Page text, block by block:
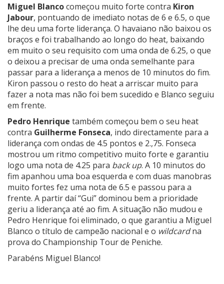
Miguel Blancocomeçou muito forte contra Kiron
Jabour, pontuando de imediato notas de 6 e 6.5, o que
lhe deu uma forte liderança. O havaiano não baixou os
braços e foi trabalhando ao longo do heat, baixando
em muito o seu requisito com uma onda de 6.25, o que
o deixou a precisar de uma onda semelhante para
passar para a liderança a menos de 10 minutos do fim.
Kiron passou o resto do heat a arriscar muito para
fazer a nota mas não foi bem sucedido e Blanco seguiu
em frente.
Pedro Henrique também começou bem o seu heat
contra Guilherme Fonseca, indo directamente para a
liderança com ondas de 4.5 pontos e 2.,75. Fonseca
mostrou um ritmo competitivo muito forte e garantiu
logo uma nota de 4.25 para back up. A 10 minutos do
fim apanhou uma boa esquerda e com duas manobras
muito fortes fez uma nota de 6.5 e passou para a
frente. A partir daí “Gui” dominou bem a prioridade
geriu a liderança até ao fim. A situação não mudou e
Pedro Henrique foi eliminado, o que garantiu a Miguel
Blanco o título de campeão nacional e o wildcardna
prova do Championship Tour de Peniche.
Parabéns Miguel Blanco!